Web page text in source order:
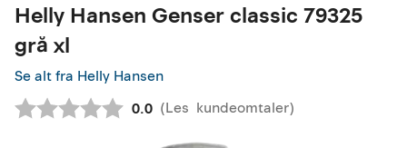
Helly Hansen Genser classic 79325
grå xl
Se alt fra Helly Hansen
Gjennomsnittskarakter:
0.0 (Les kundeomtaler)